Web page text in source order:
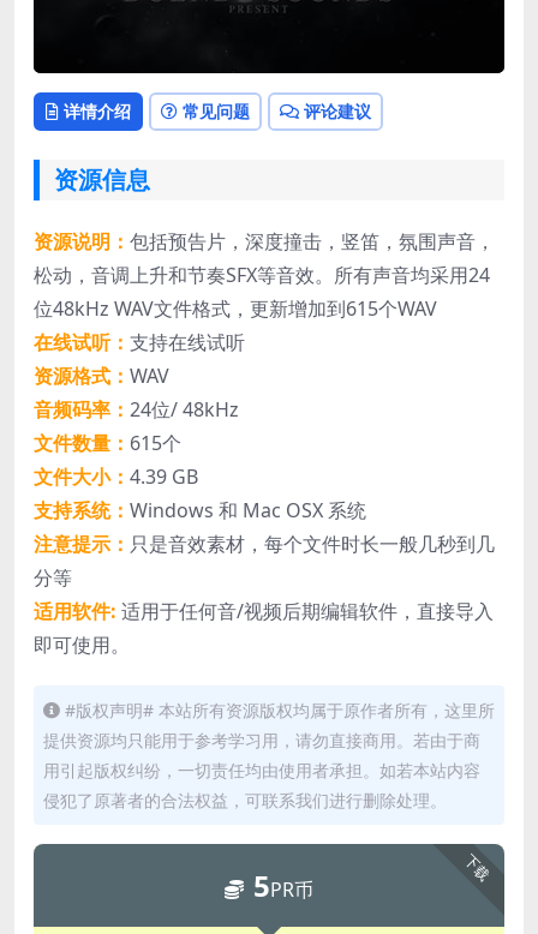
Video
详情介绍 常见问题 评论建议
资源信息
资源说明： 包括预告片，深度撞击，竖笛，氛围声音，
松动，音调上升和节奏SFX等音效。所有声音均采用24
位48kHz WAV文件格式，更新增加到615个WAV
在线试听： 支持在线试听
资源格式： WAV
音频码率： 24位/ 48kHz
文件数量： 615个
文件大小： 4.39 GB
支持系统： Windows 和 Mac OSX 系统
注意提示： 只是音效素材，每个文件时长一般几秒到几
分等
适用软件: 适用于任何音/视频后期编辑软件，直接导入
即可使用。
#版权声明# 本站所有资源版权均属于原作者所有，这里所
提供资源均只能用于参考学习用，请勿直接商用。若由于商
用引起版权纠纷，一切责任均由使用者承担。如若本站内容
侵犯了原著者的合法权益，可联系我们进行删除处理。
下载
5PR币